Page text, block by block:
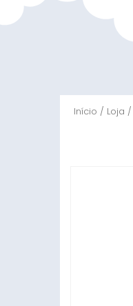
Início / Loja /